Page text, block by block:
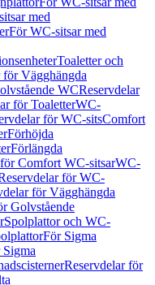
med
För WC-sitsar med
Toaletter och
för Vägghängda
WCReservdelar
för ToaletterWC-
för WC-sitsComfort
Förhöjda
Förlängda
Comfort WC-sitsarWC-
för WC-
för Vägghängda
Golvstående
Spolplattor och WC-
För Sigma
Reservdelar för